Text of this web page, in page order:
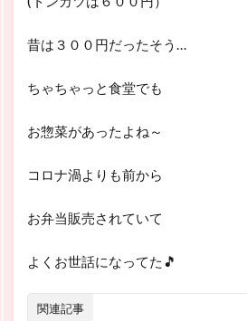
昔は３００円だったそう…
ちゃちゃっと食堂でも
お惣菜があったよね～
コロナ渦よりも前から
お弁当販売されていて
よくお世話になってた🎵
関連記事